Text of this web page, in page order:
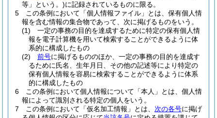
等」という。)に記録されているものに限る。
5
この条例において「個人情報ファイル」とは、保有個人情
報を含む情報の集合物であって、次に掲げるものをいう。
(1)
一定の事務の目的を達成するために特定の保有個人情
報を電子計算機を用いて検索することができるように体
系的に構成したもの
(2)
前号に掲げるもののほか、一定の事務の目的を達成す
るために氏名、生年月日、その他の記述等により特定の
保有個人情報を容易に検索することができるように体系
的に構成したもの
6
この条例において個人情報について「本人」とは、個人情
報によって識別される特定の個人をいう。
7
この条例において「仮名加工情報」とは、 次の各号に掲げ